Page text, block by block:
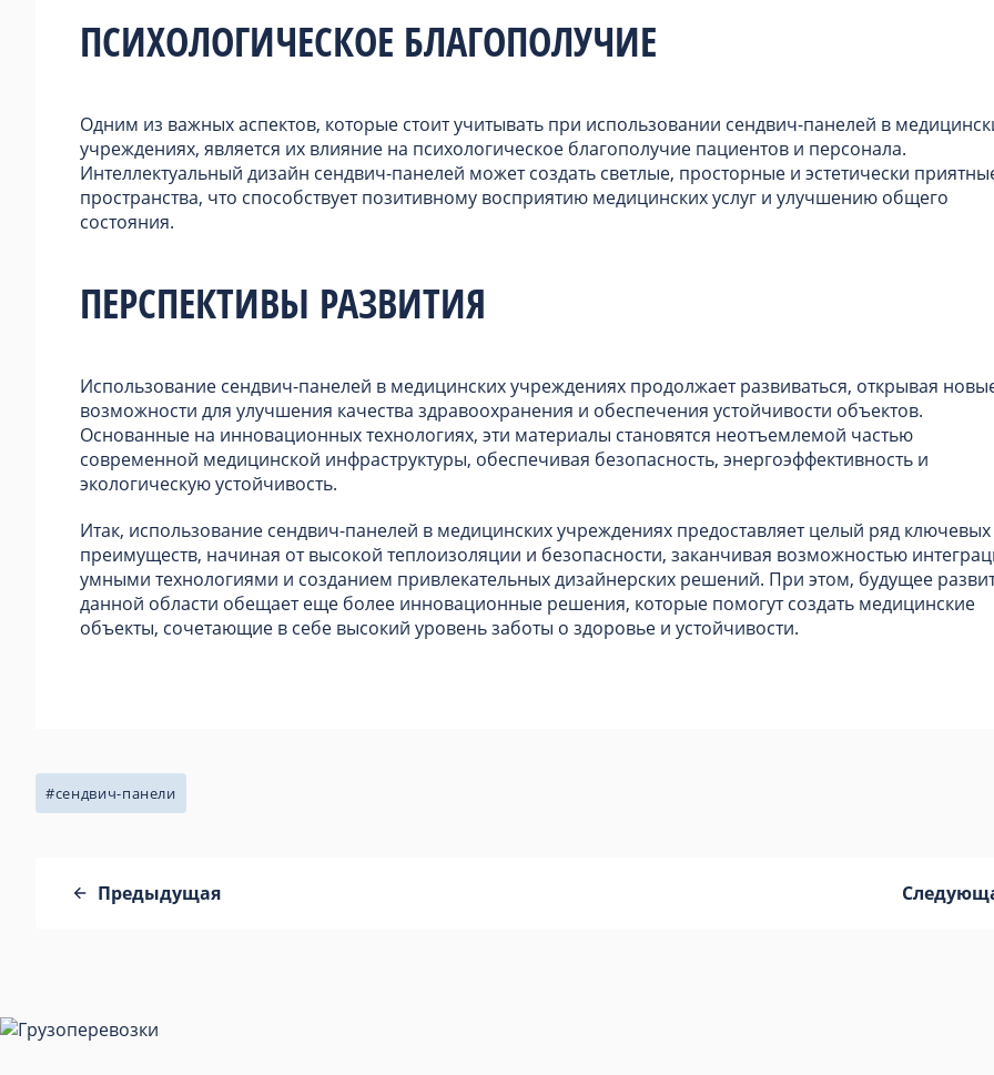
ПСИХОЛОГИЧЕСКОЕ БЛАГОПОЛУЧИЕ
Одним из важных аспектов, которые стоит учитывать при использовании сендвич-панелей в
учреждениях, является их влияние на психологическое благополучие пациентов и персонала.
Интеллектуальный дизайн сендвич-панелей может создать светлые, просторные и эстетически
пространства, что способствует позитивному восприятию медицинских услуг и улучшению общего
состояния.
ПЕРСПЕКТИВЫ РАЗВИТИЯ
Использование сендвич-панелей в медицинских учреждениях продолжает развиваться, открывая
возможности для улучшения качества здравоохранения и обеспечения устойчивости объектов.
Основанные на инновационных технологиях, эти материалы становятся неотъемлемой частью
современной медицинской инфраструктуры, обеспечивая безопасность, энергоэффективность и
экологическую устойчивость.
Итак, использование сендвич-панелей в медицинских учреждениях предоставляет целый ряд ключевых
преимуществ, начиная от высокой теплоизоляции и безопасности, заканчивая возможностью
умными технологиями и созданием привлекательных дизайнерских решений. При этом, будущее
данной области обещает еще более инновационные решения, которые помогут создать медицинские
объекты, сочетающие в себе высокий уровень заботы о здоровье и устойчивости.
#сендвич-панели
Предыдущая